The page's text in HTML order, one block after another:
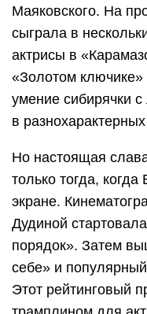
Маяковского. На
сыграла в
актрисы в
«Золотом
умение сибирячки
в
Но настоящая
только тогда,
экране.
Дудиной
порядок». Затем
себе» и
Этот рейтинговый